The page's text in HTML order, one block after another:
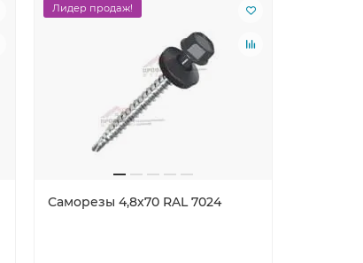
Лидер продаж!
Саморезы 4,8х70 RAL 7024